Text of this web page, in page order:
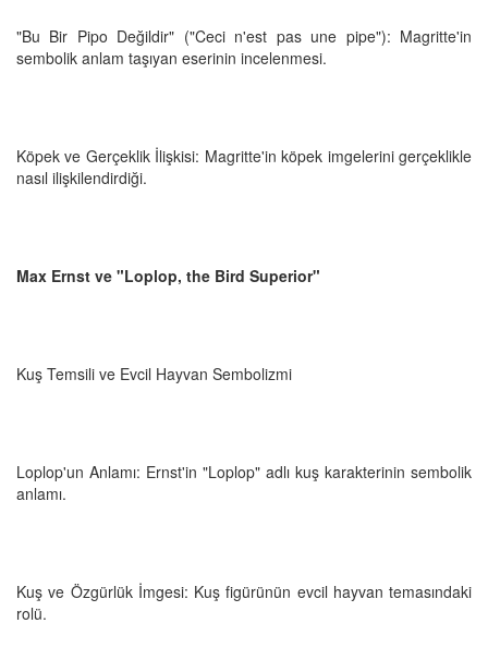
"Bu Bir Pipo Değildir" ("Ceci n'est pas une pipe"): Magritte'in
sembolik anlam taşıyan eserinin incelenmesi.
Köpek ve Gerçeklik İlişkisi: Magritte'in köpek imgelerini gerçeklikle
nasıl ilişkilendirdiği.
Max Ernst ve "Loplop, the Bird Superior"
Kuş Temsili ve Evcil Hayvan Sembolizmi
Loplop'un Anlamı: Ernst'in "Loplop" adlı kuş karakterinin sembolik
anlamı.
Kuş ve Özgürlük İmgesi: Kuş figürünün evcil hayvan temasındaki
rolü.